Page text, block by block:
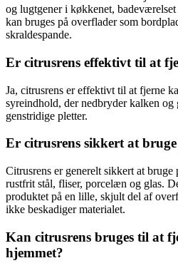
og lugtgener i køkkenet,
kan bruges på overflader som
skraldespande.
Er citrusrens effektivt til at
Ja, citrusrens er effektivt til at fjerne
syreindhold, der nedbryder kalken og
genstridige pletter.
Er citrusrens sikkert at
Citrusrens er generelt sikkert at bruge
rustfrit stål, fliser, porcelæn og glas.
produktet på en lille, skjult del af
ikke beskadiger materialet.
Kan citrusrens bruges til at
hjemmet?